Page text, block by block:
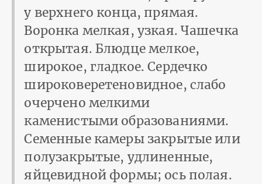
у верхнего конца, прямая.
Воронка мелкая, узкая. Чашечка
открытая. Блюдце мелкое,
широкое, гладкое. Сердечко
широковеретеновидное, слабо
очерчено мелкими
каменистыми образованиями.
Семенные камеры закрытые или
полузакрытые, удлиненные,
яйцевидной формы; ось полая.